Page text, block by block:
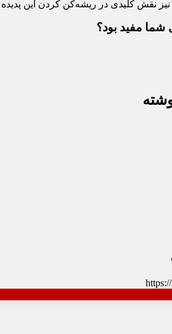
نقش کلیدی در ریشه‌کن کردن این
شما مفید بود؟